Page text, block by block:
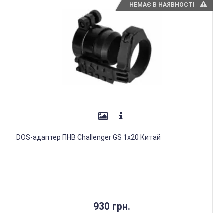
НЕМАЄ В НАЯВНОСТІ
DOS-адаптер ПНВ Challenger GS 1x20 Китай
930 грн.